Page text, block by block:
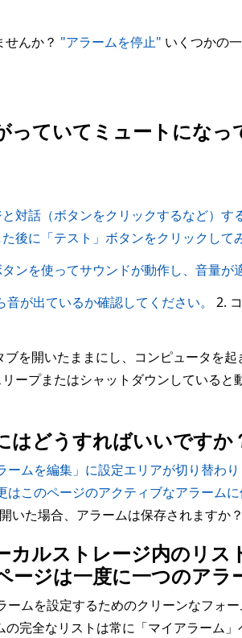
んか？ "アラームを停止" いくつかの
ていてミュートにな
対話（ボタンをクリックするなど）
後に「テスト」ボタンをクリックして
ンを使ってサウンドが動作し、音量が
が出ているか確認してください。
2.
を開いたままにし、コンピュータを
ープまたはシャットダウンしている
はどうすればいいですか
ムを編集」に設定エリアが切り替わ
このページのアクティブなアラーム
いた場合、アラームは保存されますか？
ルストレージ内のリス
ジは一度に一つのアラ
ムを設定するためのクリーンなフォ
完全なリストは常に「マイアラーム」